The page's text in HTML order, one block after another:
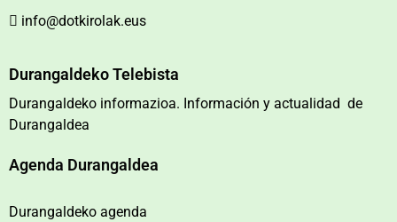
info@dotkirolak.eus
Durangaldeko Telebista
Durangaldeko informazioa. Información y actualidad de
Durangaldea
Agenda Durangaldea
Durangaldeko agenda